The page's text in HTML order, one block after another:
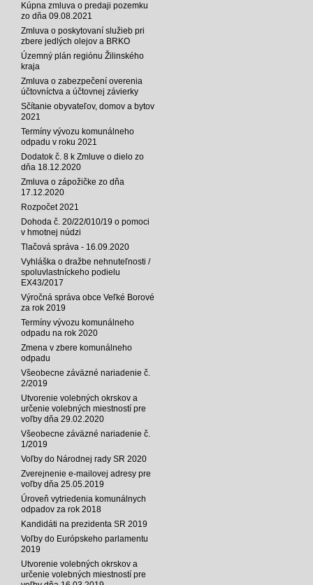
Kúpna zmluva o predaji pozemku
zo dňa 09.08.2021
Zmluva o poskytovaní služieb pri
zbere jedlých olejov a BRKO
Územný plán regiónu Žilinského
kraja
Zmluva o zabezpečení overenia
účtovníctva a účtovnej závierky
Sčítanie obyvateľov, domov a bytov
2021
Termíny vývozu komunálneho
odpadu v roku 2021
Dodatok č. 8 k Zmluve o dielo zo
dňa 18.12.2020
Zmluva o zápožičke zo dňa
17.12.2020
Rozpočet 2021
Dohoda č. 20/22/010/19 o pomoci
v hmotnej núdzi
Tlačová správa - 16.09.2020
Vyhláška o dražbe nehnuteľnosti /
spoluvlastníckeho podielu
EX43/2017
Výročná správa obce Veľké Borové
za rok 2019
Termíny vývozu komunálneho
odpadu na rok 2020
Zmena v zbere komunálneho
odpadu
Všeobecne záväzné nariadenie č.
2/2019
Utvorenie volebných okrskov a
určenie volebných miestností pre
voľby dňa 29.02.2020
Všeobecne záväzné nariadenie č.
1/2019
Voľby do Národnej rady SR 2020
Zverejnenie e-mailovej adresy pre
voľby dňa 25.05.2019
Úroveň vytriedenia komunálnych
odpadov za rok 2018
Kandidáti na prezidenta SR 2019
Voľby do Európskeho parlamentu
2019
Utvorenie volebných okrskov a
určenie volebných miestností pre